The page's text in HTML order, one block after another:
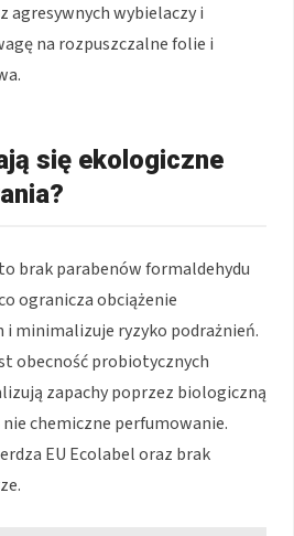
agresywnych wybielaczy i
na rozpuszczalne folie i
się ekologiczne
brak parabenów formaldehydu
ogranicza obciążenie
minimalizuje ryzyko podrażnień.
obecność probiotycznych
zapachy poprzez biologiczną
chemiczne perfumowanie.
EU Ecolabel oraz brak